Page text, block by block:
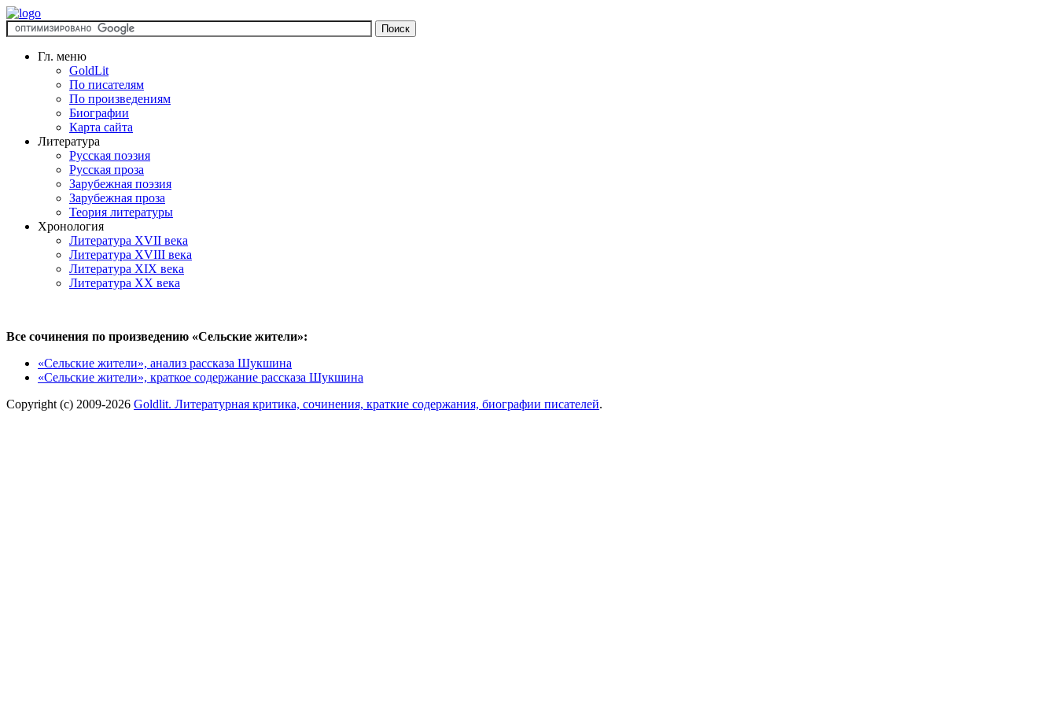
Гл. меню
GoldLit
По писателям
По произведениям
Биографии
Карта сайта
Литература
Русская поэзия
Русская проза
Зарубежная поэзия
Зарубежная проза
Теория литературы
Хронология
Литература XVII века
Литература XVIII века
Литература XIX века
Литература XX века
Все сочинения по произведению «Сельские жители»:
«Сельские жители», анализ рассказа Шукшина
«Сельские жители», краткое содержание рассказа Шукшина
Copyright (c) 2009-2026 Goldlit. Литературная критика, сочинения, краткие содержания, биографии писателей.